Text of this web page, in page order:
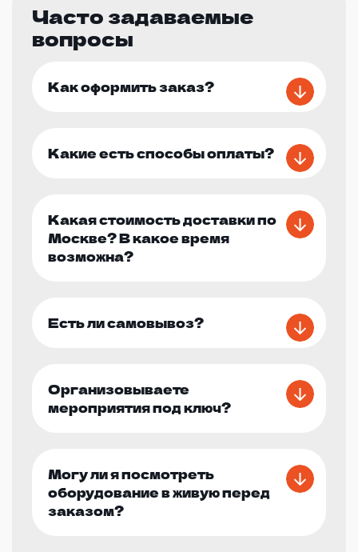
Часто задаваемые
вопросы
Как оформить заказ?
Какие есть способы оплаты?
Какая стоимость доставки по
Москве? В какое время
возможна?
Есть ли самовывоз?
Организовываете
мероприятия под ключ?
Могу ли я посмотреть
оборудование в живую перед
заказом?